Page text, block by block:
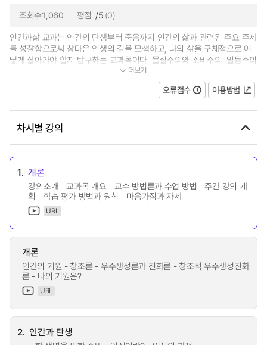
조회수1,060 평점 /5 (0)
인간과삶 교과는 인간의 탄생부터 죽음까지 인간의 삶과 관련된 주요 주제
를 성찰함으로써 참다운 인생의 길을 모색하고, 나의 삶을 구체적으로 어
떻게 살아가야 할지 탐구하는 교과목이다. 물질주의와 소비주의, 일등주의
와 경쟁주의에 매몰된 젊은이들...
더보기
오류접수 이용방법
차시별 강의
1. 개론
강의소개 - 교과목 개요 - 교수 방법론과 수업 방법 - 주간 강의 계
획 - 학습 평가 방법과 원칙 - 마음가짐과 자세
URL
개론
인간의 기원 - 창조론 - 우주생성론과 진화론 - 창조적 우주생성진화
론 - 나의 기원은?
URL
2. 인간과 탄생